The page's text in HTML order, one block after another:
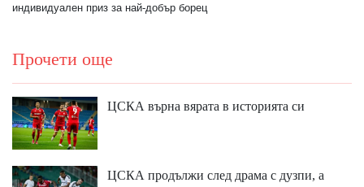
индивидуален приз за най-добър борец
Прочети още
ЦСКА върна вярата в историята си
ЦСКА продължи след драма с дузпи, а